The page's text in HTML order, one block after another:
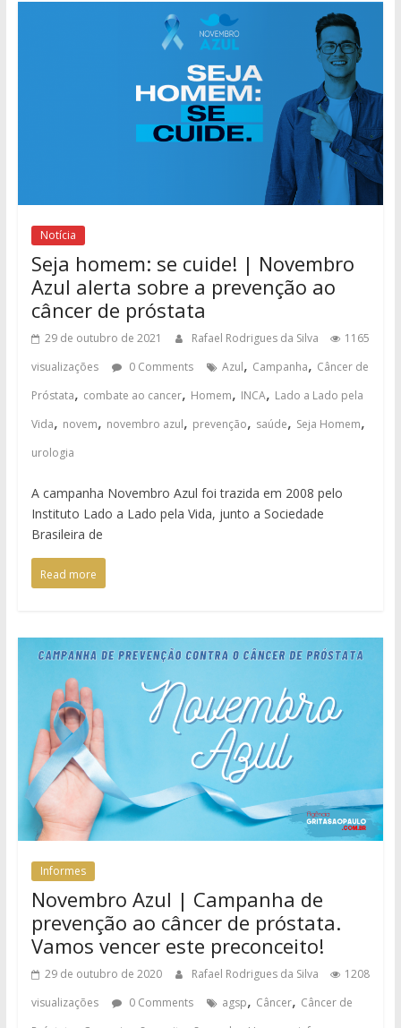
Notícia
Seja homem: se cuide! | Novembro
Azul alerta sobre a prevenção ao
câncer de próstata
29 de outubro de 2021 Rafael Rodrigues da Silva
1165
visualizações
0 Comments Azul, Campanha, Câncer de
Próstata, combate ao cancer, Homem, INCA, Lado a Lado pela
Vida, novem, novembro azul, prevenção, saúde, Seja Homem,
urologia
A campanha Novembro Azul foi trazida em 2008 pelo
Instituto Lado a Lado pela Vida, junto a Sociedade
Brasileira de
Read more
Informes
Novembro Azul | Campanha de
prevenção ao câncer de próstata.
Vamos vencer este preconceito!
29 de outubro de 2020 Rafael Rodrigues da Silva
1208
visualizações
0 Comments agsp, Câncer, Câncer de